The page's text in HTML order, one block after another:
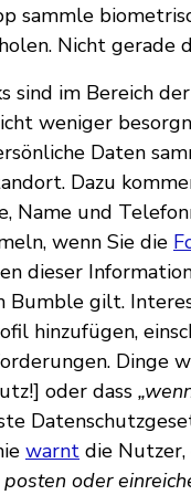
sammle
Nicht gerade
sind im Bereich
weniger
Daten
Dazu
Name und
wenn Sie die
dieser
Bumble gilt.
hinzufügen,
Dinge
oder dass
warnt die Nutzer,
oder